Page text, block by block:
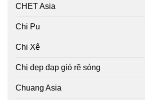
CHET Asia
Chi Pu
Chi Xê
Chị đẹp đạp gió rẽ sóng
Chuang Asia